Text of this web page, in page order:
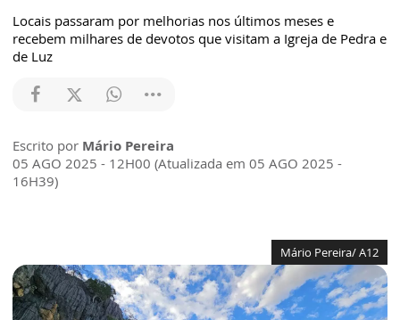
Locais passaram por melhorias nos últimos meses e
recebem milhares de devotos que visitam a Igreja de Pedra e
de Luz
Escrito por Mário Pereira
05 AGO 2025 - 12H00 (Atualizada em 05 AGO 2025 -
16H39)
Mário Pereira/ A12